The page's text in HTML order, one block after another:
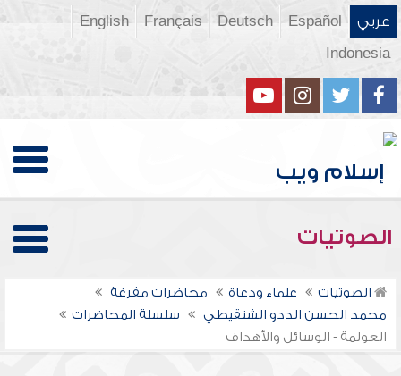
عربي Español
Deutsch
Français
English
Indonesia
الصوتيات
الصوتيات علماء ودعاة
محاضرات مفرغة
محمد الحسن الددو الشنقيطي
سلسلة المحاضرات
العولمة - الوسائل والأهداف